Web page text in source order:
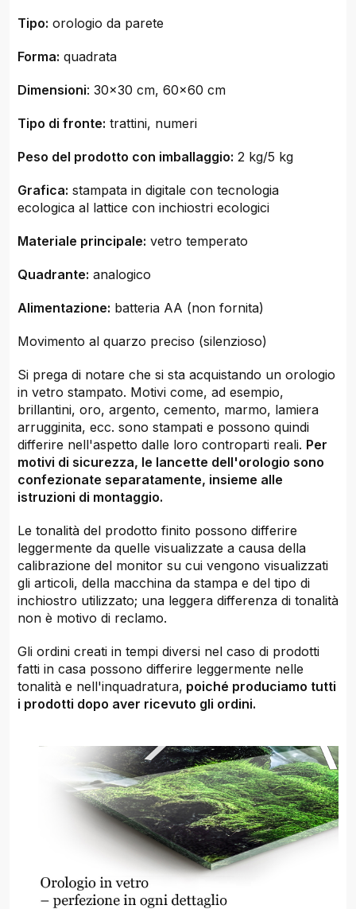
Tipo: orologio da parete
Forma: quadrata
Dimensioni: 30x30 cm, 60x60 cm
Tipo di fronte: trattini, numeri
Peso del prodotto con imballaggio: 2 kg/5 kg
Grafica: stampata in digitale con tecnologia
ecologica al lattice con inchiostri ecologici
Materiale principale: vetro temperato
Quadrante: analogico
Alimentazione: batteria AA (non fornita)
Movimento al quarzo preciso (silenzioso)
Si prega di notare che si sta acquistando un orologio
in vetro stampato. Motivi come, ad esempio,
brillantini, oro, argento, cemento, marmo, lamiera
arrugginita, ecc. sono stampati e possono quindi
differire nell'aspetto dalle loro controparti reali. Per
motivi di sicurezza, le lancette dell'orologio sono
confezionate separatamente, insieme alle
istruzioni di montaggio.
Le tonalità del prodotto finito possono differire
leggermente da quelle visualizzate a causa della
calibrazione del monitor su cui vengono visualizzati
gli articoli, della macchina da stampa e del tipo di
inchiostro utilizzato; una leggera differenza di tonalità
non è motivo di reclamo.
Gli ordini creati in tempi diversi nel caso di prodotti
fatti in casa possono differire leggermente nelle
tonalità e nell'inquadratura, poiché produciamo tutti
i prodotti dopo aver ricevuto gli ordini.